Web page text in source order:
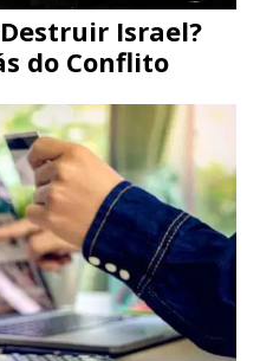
Israel?
do Conflito